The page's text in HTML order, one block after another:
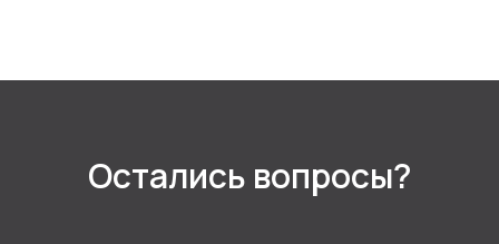
Остались вопросы?